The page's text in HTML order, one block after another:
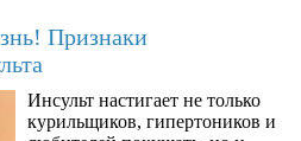
Признаки
Инсульт настигает не только
курильщиков, гипертоников и